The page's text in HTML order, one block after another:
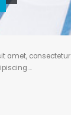
amet,